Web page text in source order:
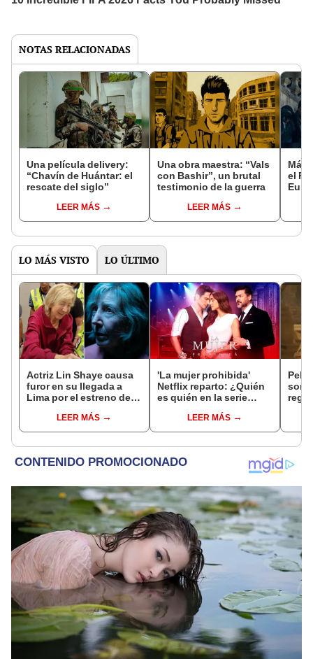
NOTAS RELACIONADAS
Una película delivery:
“Chavín de Huántar: el
rescate del siglo”
LEER MÁS
Una obra maestra: “Vals
con Bashir”, un brutal
testimonio de la guerra
LEER MÁS
Más
el
LO MÁS VISTO LO ÚLTIMO
Actriz Lin Shaye causa
furor en su llegada a
Lima por el estreno de
LEER MÁS
'La mujer prohibida'
Netflix reparto: ¿Quién
es quién en la serie
protagonizada por
Valerie Domínguez?
LEER MÁS